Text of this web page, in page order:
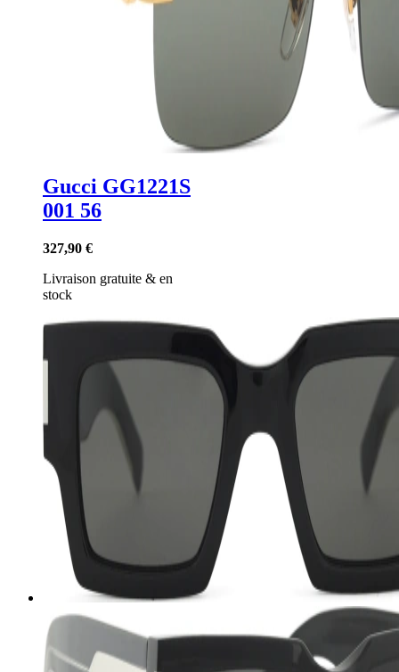
Gucci GG1221S
001 56
327,90 €
Livraison gratuite & en
stock